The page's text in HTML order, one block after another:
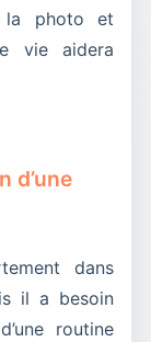
la photo et
vie aidera
d’une
dans
il a besoin
routine